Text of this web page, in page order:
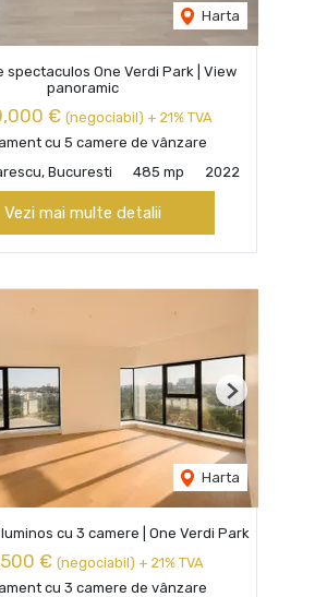
Harta
spectaculos One Verdi Park | View
panoramic
€ (negociabil) + 21% TVA
cu 5 camere de vânzare
Bucuresti
485 mp 2022
Vezi mai multe detalii
Harta
Next
cu 3 camere | One Verdi Park
€ (negociabil) + 21% TVA
cu 3 camere de vânzare